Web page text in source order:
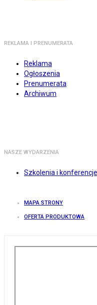
REKLAMA I PRENUMERATA
Reklama
Ogłoszenia
Prenumerata
Archiwum
NASZE WYDARZENIA
Szkolenia i konferencje
MAPA STRONY
OFERTA PRODUKTOWA